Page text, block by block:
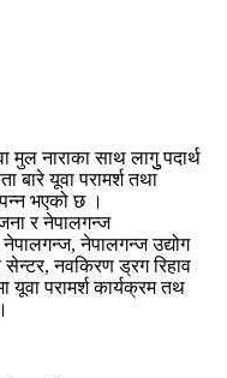
मुल नाराका साथ लागुु पदार्थ
बारे यूवा परामर्श तथा
भएको छ ।
र नेपालगन्ज
नेपालगन्ज उद्योग
सेन्टर, नवकिरण ड्रग रिहाव
यूवा परामर्श कार्यक्रम तथ